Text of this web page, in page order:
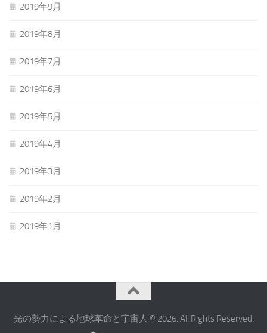
2019年9月
2019年8月
2019年7月
2019年6月
2019年5月
2019年4月
2019年3月
2019年2月
2019年1月
光の勢力による地球革命と宇宙人 © 2026. All Rights Reserved.